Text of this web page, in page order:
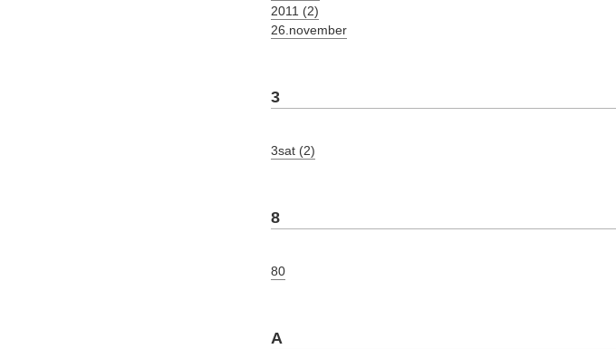
2011 (2)
26.november
3
3sat (2)
8
80
A